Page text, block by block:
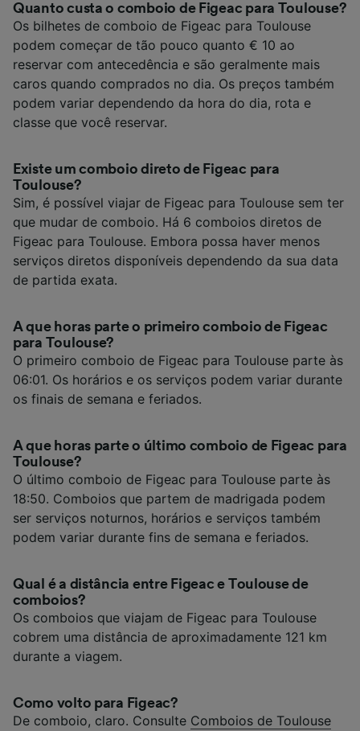
Quanto custa o comboio de Figeac para Toulouse?
Os bilhetes de comboio de Figeac para Toulouse
podem começar de tão pouco quanto € 10 ao
reservar com antecedência e são geralmente mais
caros quando comprados no dia. Os preços também
podem variar dependendo da hora do dia, rota e
classe que você reservar.
Existe um comboio direto de Figeac para
Toulouse?
Sim, é possível viajar de Figeac para Toulouse sem ter
que mudar de comboio. Há 6 comboios diretos de
Figeac para Toulouse. Embora possa haver menos
serviços diretos disponíveis dependendo da sua data
de partida exata.
A que horas parte o primeiro comboio de Figeac
para Toulouse?
O primeiro comboio de Figeac para Toulouse parte às
06:01. Os horários e os serviços podem variar durante
os finais de semana e feriados.
A que horas parte o último comboio de Figeac para
Toulouse?
O último comboio de Figeac para Toulouse parte às
18:50. Comboios que partem de madrigada podem
ser serviços noturnos, horários e serviços também
podem variar durante fins de semana e feriados.
Qual é a distância entre Figeac e Toulouse de
comboios?
Os comboios que viajam de Figeac para Toulouse
cobrem uma distância de aproximadamente 121 km
durante a viagem.
Como volto para Figeac?
De comboio, claro. Consulte Comboios de Toulouse